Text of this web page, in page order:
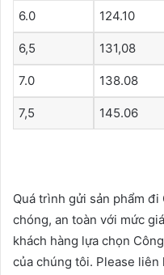
6.0 124.10
6,5 131,08
7.0 138.08
7,5 145.06
Quá trình gửi sản phẩm
chóng, an toàn với mức
khách hàng lựa chọn
của chúng tôi. Please liên